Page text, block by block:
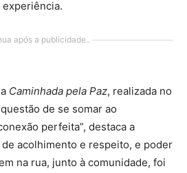
após a publicidade..
Caminhada pela Paz, realizada no
de se somar ao
perfeita”, destaca a
de acolhimento e respeito, e poder
na rua, junto à comunidade, foi